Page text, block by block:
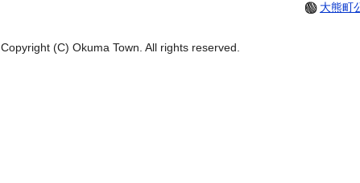
大熊町
Copyright (C) Okuma Town. All rights reserved.